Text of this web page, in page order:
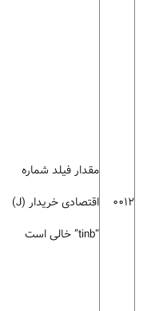
0012
مقدار فیلد شماره
اقتصادی خریدار (J)
“tinb” خالی است